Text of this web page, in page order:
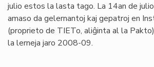
julio estos la lasta tago. La 14an de
amaso da gelernantoj kaj gepatroj en
(proprieto de TIETo, aliĝinta al la
la lerneja jaro 2008-09.